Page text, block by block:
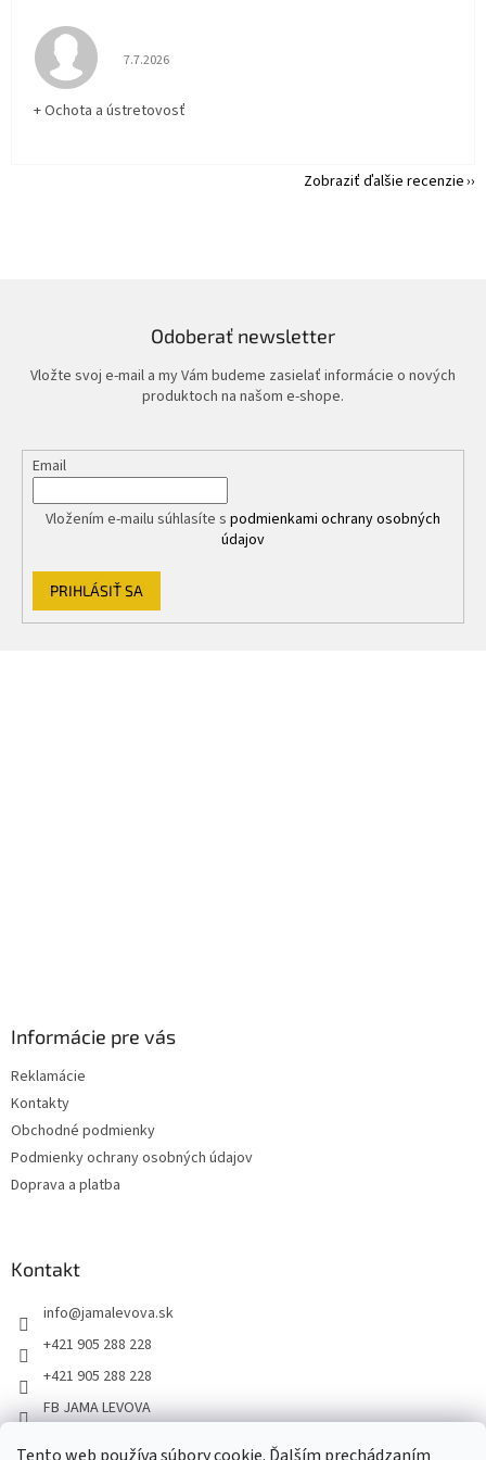
Hodnotenie obchodu je 5 z 5 hviezdičiek.
7.7.2026
+ Ochota a ústretovosť
Zobraziť ďalšie recenzie
Odoberať newsletter
Vložte svoj e-mail a my Vám budeme zasielať informácie o nových
produktoch na našom e-shope.
Email
Vložením e-mailu súhlasíte s podmienkami ochrany osobných
údajov
PRIHLÁSIŤ SA
Informácie pre vás
Reklamácie
Kontakty
Obchodné podmienky
Podmienky ochrany osobných údajov
Doprava a platba
Kontakt
info@jamalevova.sk
+421 905 288 228
+421 905 288 228
FB JAMA LEVOVA